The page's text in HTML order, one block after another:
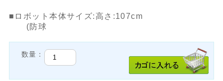
■ロボット本体サイズ:高さ:107cm
(防球
数量：